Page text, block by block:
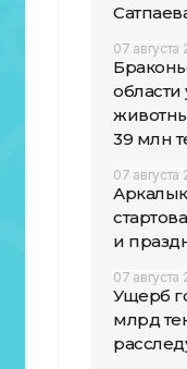
07 августа
39 млн
07 августа
и
07 августа
Ущерб
млрд